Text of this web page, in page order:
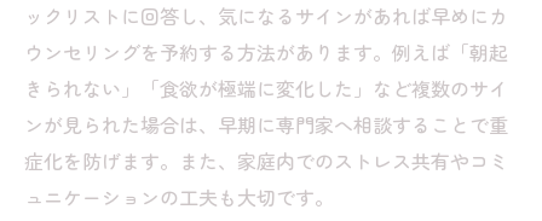
ックリストに回答し、気になるサインがあれば早めにカ
ウンセリングを予約する方法があります。例えば「朝起
きられない」「食欲が極端に変化した」など複数のサイ
ンが見られた場合は、早期に専門家へ相談することで重
症化を防げます。また、家庭内でのストレス共有やコミ
ュニケーションの工夫も大切です。